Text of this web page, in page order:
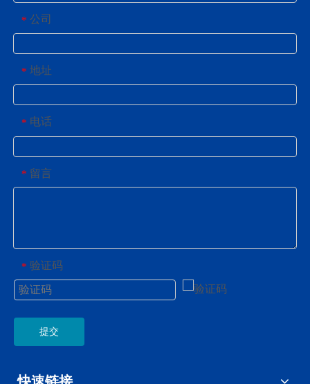
* 公司
* 地址
* 电话
* 留言
* 验证码
提交